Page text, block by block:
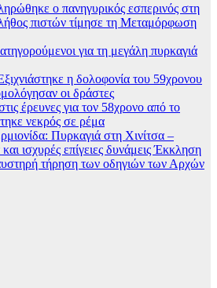
ο πανηγυρικός εσπερινός στη
πιστών τίμησε τη Μεταμόρφωση
για τη μεγάλη πυρκαγιά
η δολοφονία του 59χρονου
οι δράστες
έρευνες για τον 58χρονο από το
νεκρός σε ρέμα
Πυρκαγιά στη Χινίτσα –
ισχυρές επίγειες δυνάμεις Έκκληση
τήρηση των οδηγιών των Αρχών